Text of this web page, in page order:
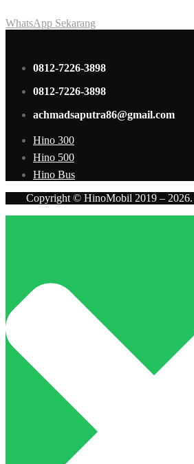
WhatsApp Sekarang
0812-7226-3898
0812-7226-3898
achmadsaputra86@gmail.com
Hino 300
Hino 500
Hino Bus
Copyright © HinoMobil 2019 – 2026.